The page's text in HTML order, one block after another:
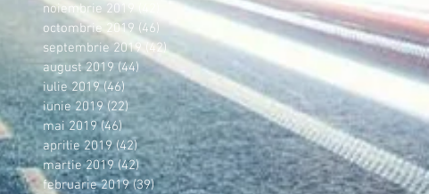
noiembrie 2019
42 postări
octombrie 2019 (46) 46 postări
septembrie 2019 (42)42 postări
august 2019 (44) 44 postări
iulie 2019 (46) 46 postări
iunie 2019 (22) 22 postări
mai 2019 (46)46 postări
aprilie 2019 (42)42 postări
martie 2019 (42)42 postări
februarie 2019 (39)39 postări